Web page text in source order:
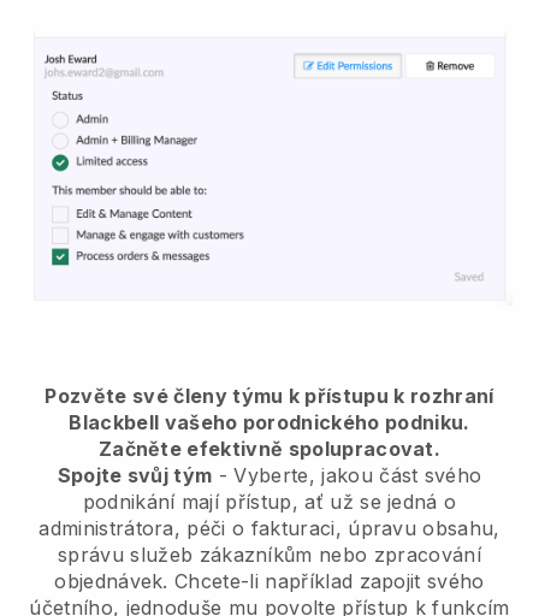
Pozvěte své členy týmu k přístupu k rozhraní
Blackbell vašeho porodnického podniku.
Začněte efektivně spolupracovat.
Spojte svůj tým - Vyberte, jakou část svého
podnikání mají přístup, ať už se jedná o
administrátora, péči o fakturaci, úpravu obsahu,
správu služeb zákazníkům nebo zpracování
objednávek. Chcete-li například zapojit svého
účetního, jednoduše mu povolte přístup k funkcím